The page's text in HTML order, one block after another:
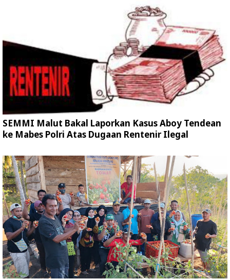
SEMMI Malut Bakal Laporkan Kasus Aboy Tendean
ke Mabes Polri Atas Dugaan Rentenir Ilegal